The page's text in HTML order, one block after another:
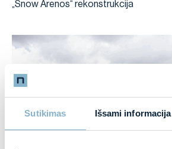
Sutikimas Išsami informacija
„Snow Arenos“ rekonstrukcija